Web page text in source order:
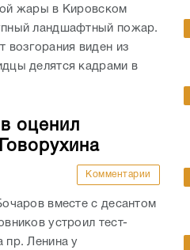
жары в Кировском
ландшафтный пожар.
возгорания виден из
делятся кадрами в
оценил
Комментарии
вместе с десантом
устроил тест-
пр. Ленина у